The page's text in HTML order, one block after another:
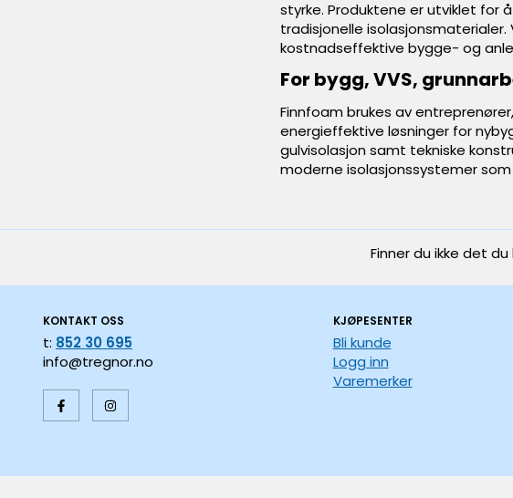
styrke. Produktene er utviklet for
tradisjonelle
kostnadseffektive bygge- og
For bygg, VVS,
Finnfoam brukes av
energieffektive løsninger for
gulvisolasjon samt tekniske
moderne isolasjonssystemer
Finner du ikke det
KONTAKT OSS
t: 852 30 695
info@tregnor.no
KJØPESENTER
Bli kunde
Logg inn
Varemerker